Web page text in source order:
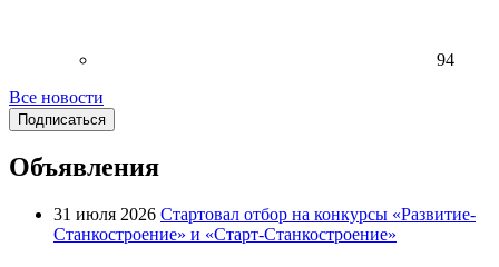
94
Все новости
Подписаться
Объявления
31 июля 2026 Стартовал отбор на конкурсы «Развитие-
Станкостроение» и «Старт-Станкостроение»